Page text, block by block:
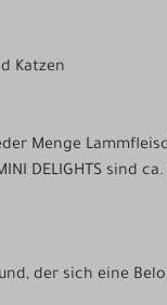
Katzen
Menge
DELIGHTS sind
der sich eine